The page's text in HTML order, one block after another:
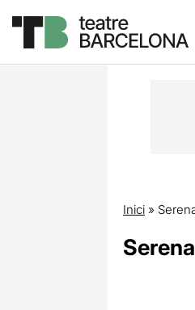
Inici»